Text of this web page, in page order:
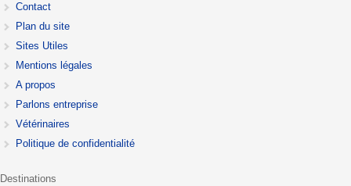
Contact
Plan du site
Sites Utiles
Mentions légales
A propos
Parlons entreprise
Vétérinaires
Politique de confidentialité
Destinations